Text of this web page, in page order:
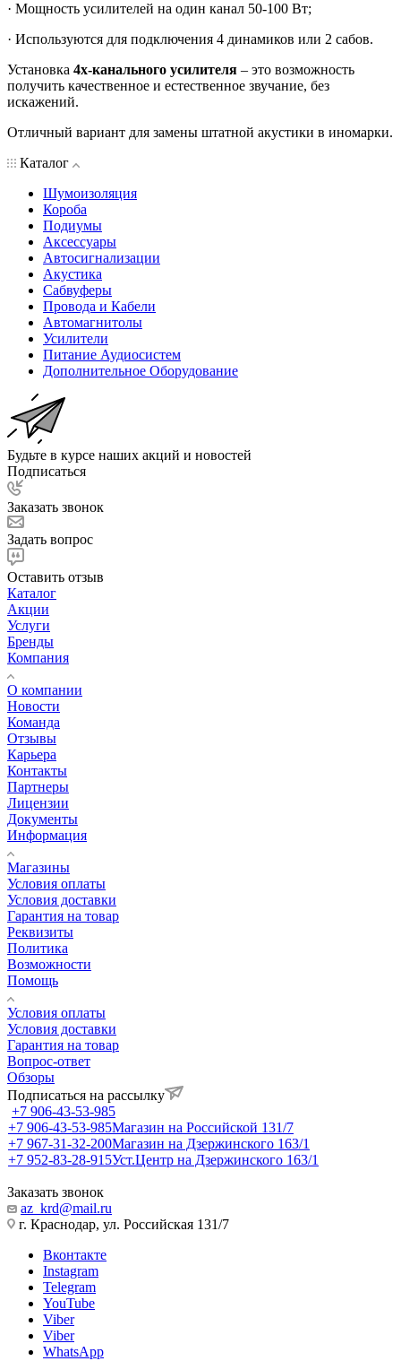
· Мощность усилителей на один канал 50-100 Вт;
· Используются для подключения 4 динамиков или 2 сабов.
Установка 4х-канального усилителя – это возможность
получить качественное и естественное звучание, без
искажений.
Отличный вариант для замены штатной акустики в иномарки.
Каталог
Шумоизоляция
Короба
Подиумы
Аксессуары
Автосигнализации
Акустика
Сабвуферы
Провода и Кабели
Автомагнитолы
Усилители
Питание Аудиосистем
Дополнительное Оборудование
Будьте в курсе наших акций и новостей
Подписаться
Заказать звонок
Задать вопрос
Оставить отзыв
Каталог
Акции
Услуги
Бренды
Компания
О компании
Новости
Команда
Отзывы
Карьера
Контакты
Партнеры
Лицензии
Документы
Информация
Магазины
Условия оплаты
Условия доставки
Гарантия на товар
Реквизиты
Политика
Возможности
Помощь
Условия оплаты
Условия доставки
Гарантия на товар
Вопрос-ответ
Обзоры
Подписаться на рассылку
+7 906-43-53-985
+7 906-43-53-985Магазин на Российской 131/7
+7 967-31-32-200Магазин на Дзержинского 163/1
+7 952-83-28-915Уст.Центр на Дзержинского 163/1
Заказать звонок
az_krd@mail.ru
г. Краснодар, ул. Российская 131/7
Вконтакте
Instagram
Telegram
YouTube
Viber
Viber
WhatsApp